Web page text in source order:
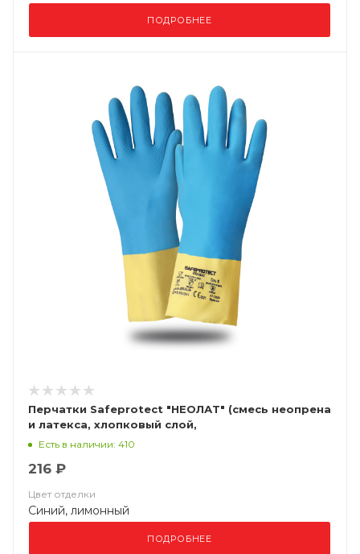
ПОДРОБНЕЕ
Перчатки Safeprotect "НЕОЛАТ" (смесь неопрена
и латекса, хлопковый слой,
толщ.0,70мм,дл.320мм.)
Есть в наличии: 410
216 ₽
Цвет отделки
Синий, лимонный
ПОДРОБНЕЕ